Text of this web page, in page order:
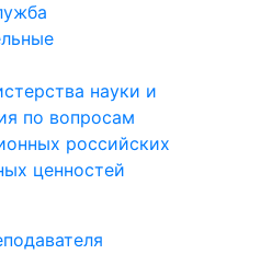
науки и
по вопросам
российских
ценностей